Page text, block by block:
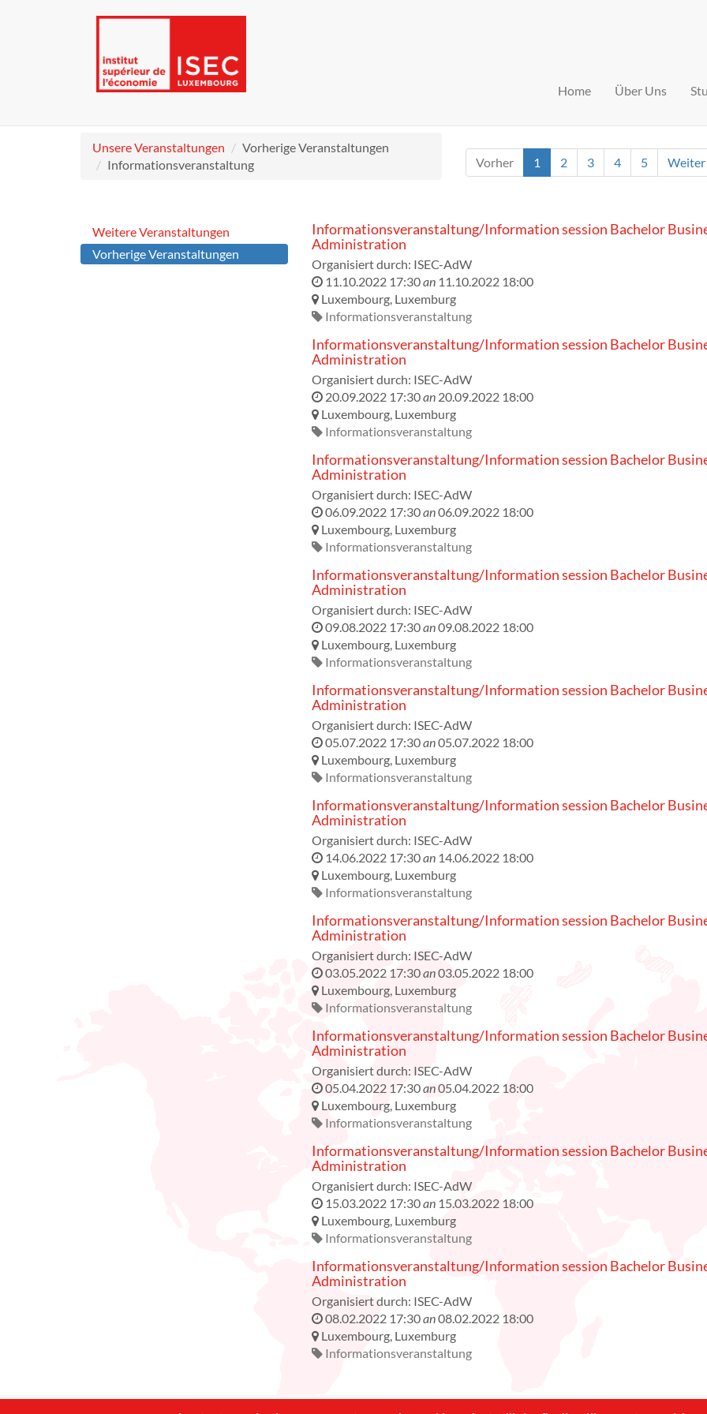
Home Über Uns
Unsere Veranstaltungen
Vorherige Veranstaltungen
Informationsveranstaltung
Vorher 1 2 3 4 5 Weiter
Weitere Veranstaltungen
Vorherige Veranstaltungen
Informationsveranstaltung/Information session Bachelor
Administration
Organisiert durch: ISEC-AdW
11.10.2022 17:30an 11.10.2022 18:00
Luxembourg, Luxemburg
Informationsveranstaltung
Informationsveranstaltung/Information session Bachelor
Administration
Organisiert durch: ISEC-AdW
20.09.2022 17:30an 20.09.2022 18:00
Luxembourg, Luxemburg
Informationsveranstaltung
Informationsveranstaltung/Information session Bachelor
Administration
Organisiert durch: ISEC-AdW
06.09.2022 17:30an06.09.2022 18:00
Luxembourg, Luxemburg
Informationsveranstaltung
Informationsveranstaltung/Information session Bachelor
Administration
Organisiert durch: ISEC-AdW
09.08.2022 17:30an09.08.2022 18:00
Luxembourg, Luxemburg
Informationsveranstaltung
Informationsveranstaltung/Information session Bachelor
Administration
Organisiert durch: ISEC-AdW
05.07.2022 17:30an05.07.2022 18:00
Luxembourg, Luxemburg
Informationsveranstaltung
Informationsveranstaltung/Information session Bachelor
Administration
Organisiert durch: ISEC-AdW
14.06.2022 17:30an 14.06.2022 18:00
Luxembourg, Luxemburg
Informationsveranstaltung
Informationsveranstaltung/Information session Bachelor
Administration
Organisiert durch: ISEC-AdW
03.05.2022 17:30an03.05.2022 18:00
Luxembourg, Luxemburg
Informationsveranstaltung
Informationsveranstaltung/Information session Bachelor
Administration
Organisiert durch: ISEC-AdW
05.04.2022 17:30an05.04.2022 18:00
Luxembourg, Luxemburg
Informationsveranstaltung
Informationsveranstaltung/Information session Bachelor
Administration
Organisiert durch: ISEC-AdW
15.03.2022 17:30an 15.03.2022 18:00
Luxembourg, Luxemburg
Informationsveranstaltung
Informationsveranstaltung/Information session Bachelor
Administration
Organisiert durch: ISEC-AdW
08.02.2022 17:30an08.02.2022 18:00
Luxembourg, Luxemburg
Informationsveranstaltung